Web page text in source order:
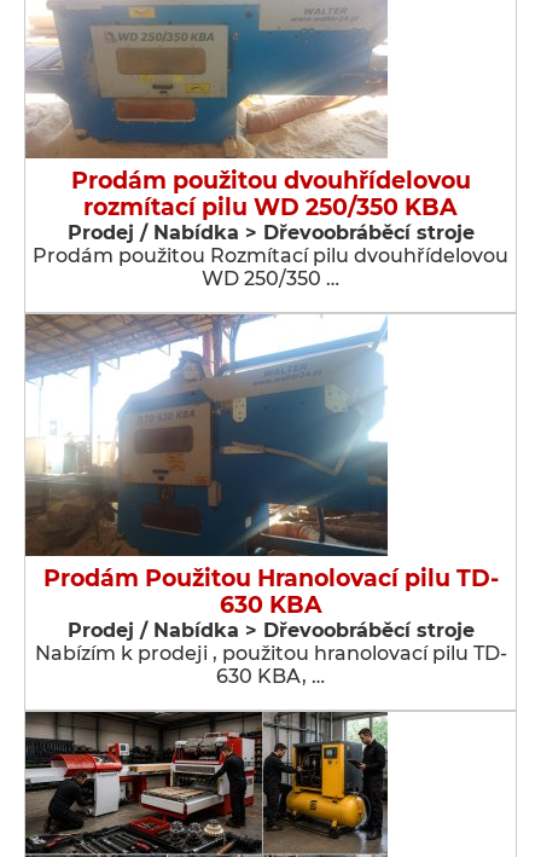
Prodám použitou dvouhřídelovou
rozmítací pilu WD 250/350 KBA
Prodej / Nabídka > Dřevoobráběcí stroje
Prodám použitou Rozmítací pilu dvouhřídelovou
WD 250/350 …
Prodám Použitou Hranolovací pilu TD-
630 KBA
Prodej / Nabídka > Dřevoobráběcí stroje
Nabízím k prodeji , použitou hranolovací pilu TD-
630 KBA, …